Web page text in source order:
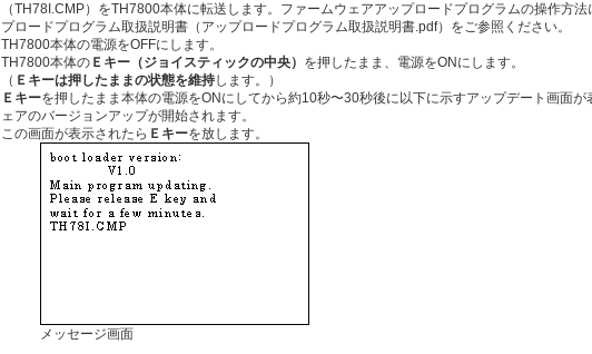
（TH78I.CMP）をTH7800本体に転送します。ファームウェアアップロードプログラムの操作方
プロードプログラム取扱説明書（アップロードプログラム取扱説明書.pdf）をご参照ください。
TH7800本体の電源をOFFにします。
TH7800本体の Ｅキー（ジョイスティックの中央） を押したまま、電源をONにします。
（ Ｅキーは押したままの状態を維持します。）
Ｅキーを押したまま本体の電源をONにしてから約10秒〜30秒後に以下に示すアップデート画面が
ェアのバージョンアップが開始されます。
この画面が表示されたら Ｅキーを放します。
メッセージ画面